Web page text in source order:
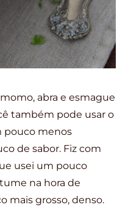
abra e esmague
também pode usar o
pouco menos
de sabor. Fiz com
usei um pouco
na hora de
mais grosso, denso.